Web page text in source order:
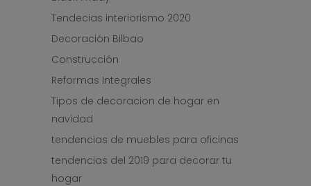
Tendecias interiorismo 2020
Decoración Bilbao
Construcción
Reformas Integrales
Tipos de decoracion de hogar en
navidad
tendencias de muebles para oficinas
tendencias del 2019 para decorar tu
hogar